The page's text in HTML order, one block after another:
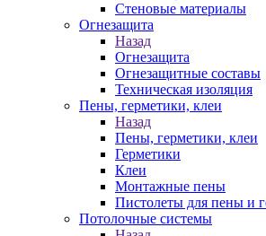
Стеновые материалы
Огнезащита
Назад
Огнезащита
Огнезащитные составы
Техническая изоляция
Пены, герметики, клеи
Назад
Пены, герметики, клеи
Герметики
Клеи
Монтажные пены
Пистолеты для пены и
Потолочные системы